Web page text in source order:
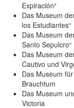
Expiración“
Das Museum
los Estudiantes“
Das Museum
Santo Sepulcro“
Das Museum
Cautivo und
Das Museum
Brauchtum
Das Museum
Victoria